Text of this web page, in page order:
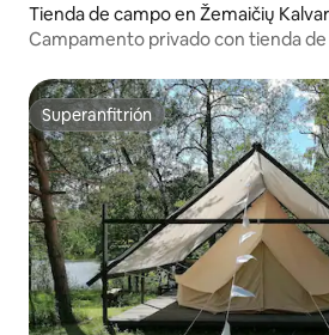
Tienda de campo en Žemaičių
Campamento privado con tienda
Superanfitrión
Superanfitrión